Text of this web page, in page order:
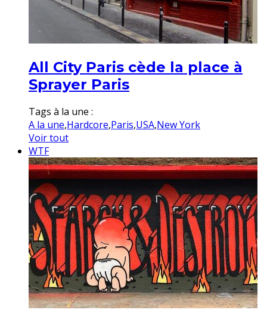
All City Paris cède la place à
Sprayer Paris
Tags à la une :
A la une,Hardcore,Paris,USA,New York
Voir tout
WTF